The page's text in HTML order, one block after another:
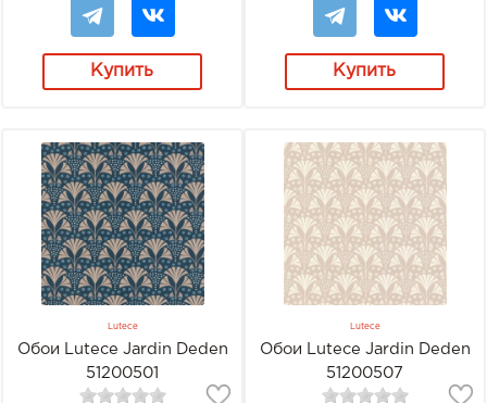
Купить Купить
Lutece
Обои Lutece Jardin Deden
51200501
Lutece
Обои Lutece Jardin Deden
51200507